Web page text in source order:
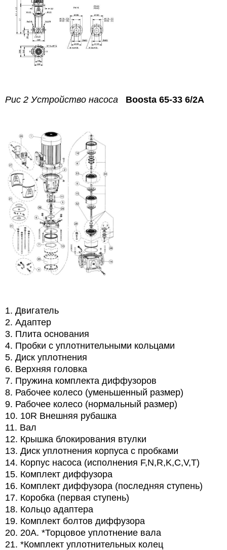
Рис 2 Устройство насоса Boosta 65-33 6/2A
1. Двигатель
2. Адаптер
3. Плита основания
4. Пробки с уплотнительными кольцами
5. Диск уплотнения
6. Верхняя головка
7. Пружина комплекта диффузоров
8. Рабочее колесо (уменьшенный размер)
9. Рабочее колесо (нормальный размер)
10. 10R Внешняя рубашка
11. Вал
12. Крышка блокирования втулки
13. Диск уплотнения корпуса с пробками
14. Корпус насоса (исполнения F,N,R,K,C,V,T)
15. Комплект диффузора
16. Комплект диффузора (последняя ступень)
17. Коробка (первая ступень)
18. Кольцо адаптера
19. Комплект болтов диффузора
20. 20A. *Торцовое уплотнение вала
21. *Комплект уплотнительных колец